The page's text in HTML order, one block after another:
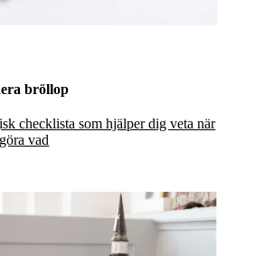
bröllop
checklista som hjälper dig veta när
vad